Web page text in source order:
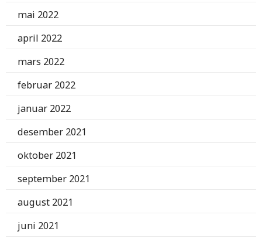
mai 2022
april 2022
mars 2022
februar 2022
januar 2022
desember 2021
oktober 2021
september 2021
august 2021
juni 2021